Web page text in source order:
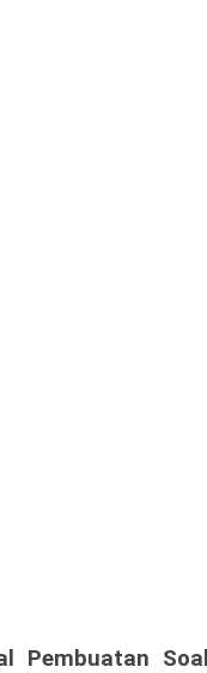
Pembuatan Soal